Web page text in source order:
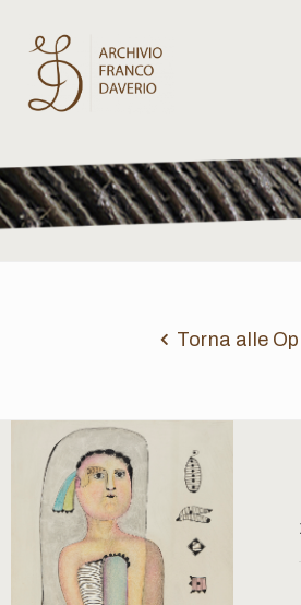
Archivio
Franco
Daverio
critici
Contatti
Torna alle